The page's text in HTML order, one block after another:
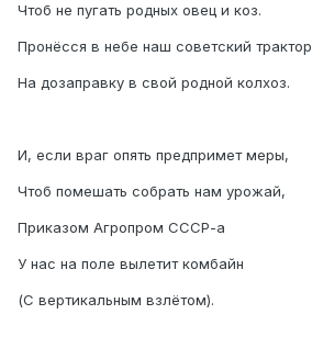
Чтоб не пугать родных овец и коз.
Пронёсся в небе наш советский трактор
На дозаправку в свой родной колхоз.
И, если враг опять предпримет меры,
Чтоб помешать собрать нам урожай,
Приказом Агропром СССР-а
У нас на поле вылетит комбайн
(С вертикальным взлётом).